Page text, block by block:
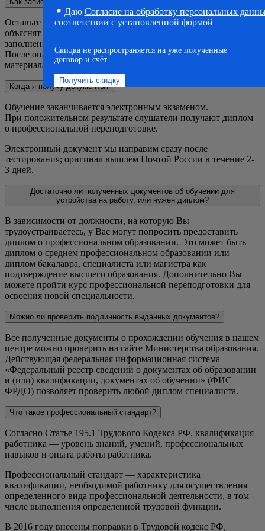
Оставьте заявку на сайте и дождитесь звонка менеджера. Вам
объяснят порядок обучения, стоимость, и сроки. После
заполнения бланка заявки будет направлен договор и счет.
После оплаты слушатели получают доступ к
материалам курса.
Когда я получу документы?
Обучение заканчивается электронным экзаменом.
При положительном результате слушатели получают диплом
о профессиональной переподготовке.
Электронный документ мы направим сразу после
тестирования; оригинал вышлем Почтой России в течение 2-
3 дней.
Достаточно ли полученных документов об обучении для
устройства на работу, или нужен диплом?
В зависимости от должности, на которую Вы
трудоустраиваетесь, у Вас могут попросить предоставить
диплом о профессиональном образовании. Это может быть
диплом о среднем профессиональном образовании или
диплом бакалавра, специалиста или магистра как
подтверждение высшего образования. Дополнительно Вы
можете пройти курс профессиональной переподготовки для
освоения новой специальности.
Можно ли проверить подлинность выданных документов?
Все полученные документы о прохождении обучения в нашем
центре можно проверить на сайте Министерства образования.
Действующая федеральная информационная система
«Федеральный реестр сведений о документах об образовании
и (или) квалификации, документах об обучении» (ФИС
ФРДО) позволяет проверить любой диплом специалиста.
Что такое профессиональный стандарт?
Согласно Статье 195.1 Трудового Кодекса РФ, квалификация
работника — уровень знаний, умений, профессиональных
навыков и опыта работы работника.
Профессиональный стандарт — характеристика
квалификации, необходимой работнику для осуществления
определенного вида профессиональной деятельности, в том
числе выполнения определенной трудовой функции.
В 2016 году внесены поправки в Трудовой кодекс РФ,
Даю Согласие на обработку персональных
соответствии с установленной формой
Скидка не распространяется на уже полученные
договор и счёт